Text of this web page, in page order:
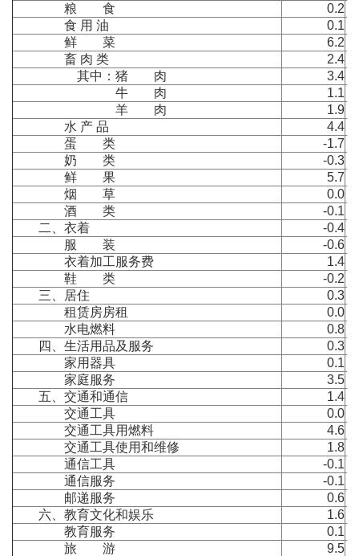
粮 食
0.2
食 用 油
0.1
鲜 菜
6.2
畜 肉 类
2.4
其中：猪 肉
3.4
牛 肉
1.1
羊 肉
1.9
水 产 品
4.4
蛋 类
-1.7
奶 类
-0.3
鲜 果
5.7
烟 草
0.0
酒 类
-0.1
二、衣着
-0.4
服 装
-0.6
衣着加工服务费
1.4
鞋 类
-0.2
三、居住
0.3
租赁房房租
0.0
水电燃料
0.8
四、生活用品及服务
0.3
家用器具
0.1
家庭服务
3.5
五、交通和通信
1.4
交通工具
0.0
交通工具用燃料
4.6
交通工具使用和维修
1.8
通信工具
-0.1
通信服务
-0.1
邮递服务
0.6
六、教育文化和娱乐
1.6
教育服务
0.1
旅 游
9.5